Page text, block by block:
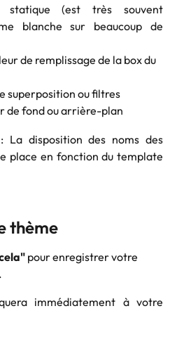
(est très souvent
blanche sur beaucoup de
de remplissage de la box du
superposition ou filtres
de fond ou arrière-plan
La disposition des noms des
place en fonction du template
thème
pour enregistrer votre
immédiatement à votre